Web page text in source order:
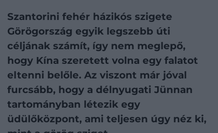
Szantorini fehér házikós szigete
Görögország egyik legszebb úti
céljának számít, így nem meglepő,
hogy Kína szeretett volna egy falatot
eltenni belőle. Az viszont már jóval
furcsább, hogy a délnyugati Jünnan
tartományban létezik egy
üdülőközpont, ami teljesen úgy néz ki,